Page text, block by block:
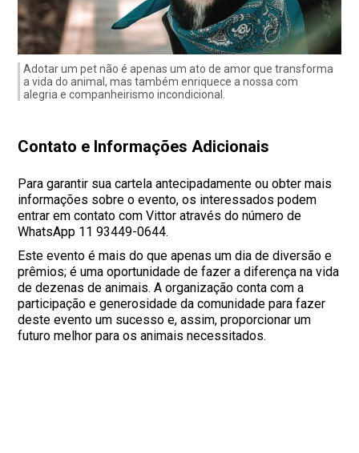
Adotar um pet não é apenas um ato de amor que transforma
a vida do animal, mas também enriquece a nossa com
alegria e companheirismo incondicional.
Contato e Informações Adicionais
Para garantir sua cartela antecipadamente ou obter mais
informações sobre o evento, os interessados podem
entrar em contato com Vittor através do número de
WhatsApp 11 93449-0644.
Este evento é mais do que apenas um dia de diversão e
prêmios; é uma oportunidade de fazer a diferença na vida
de dezenas de animais. A organização conta com a
participação e generosidade da comunidade para fazer
deste evento um sucesso e, assim, proporcionar um
futuro melhor para os animais necessitados.